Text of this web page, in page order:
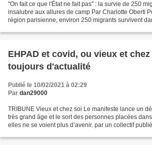
"On fait ce que l'État ne fait pas" : la survie de 250
insalubre aux allures de camp Par Charlotte Oberti
région parisienne, environ 250 migrants survivent
EHPAD et covid, ou vieux et chez soi ! Un appel
toujours d'actualité
Publié le 10/02/2021 à 02:29
Par dan29000
TRIBUNE Vieux et chez soi Le manifeste lance un
très grand âge et le sort des personnes placées
elles ne se voient plus d’avenir. par un collectif